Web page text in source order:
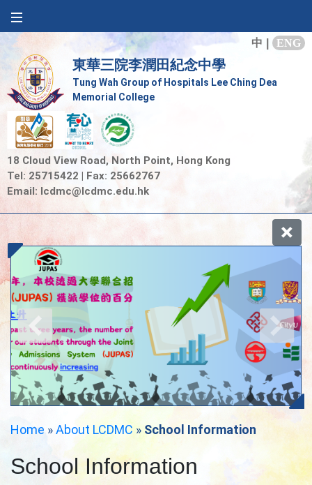
中 ENG
東華三院李潤田紀念中學
Tung Wah Group of Hospitals Lee Ching Dea
Memorial College
18 Cloud View Road, North Point, Hong Kong
Tel: 25715422 | Fax: 25662767
Email: lcdmc@lcdmc.edu.hk
Home »About LCDMC »School Information
School Information